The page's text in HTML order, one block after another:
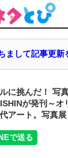
まして記事更新
に挑んだ！ 写
が発刊～オ
アート。写真